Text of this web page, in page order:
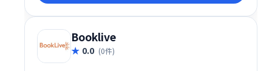
Booklive
0.0 (0件)